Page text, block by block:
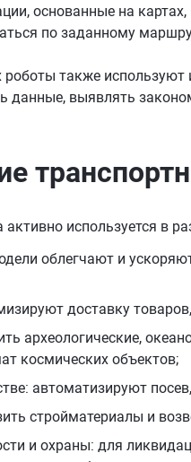
основанные на
по заданному
роботы также
данные, выявлять
активно используется в
облегчают и ускоряют
доставку
археологические,
космических объектов;
автоматизируют
стройматериалы и
и охраны: для